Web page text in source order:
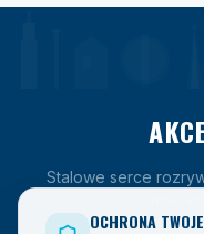
Stalowe serce
OCHRONA